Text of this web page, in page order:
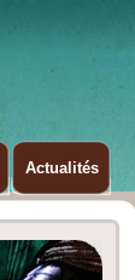
Actualités